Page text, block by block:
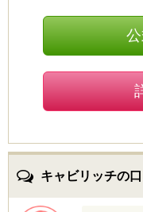
トしてもな
ものに出会
キャビリッチの口